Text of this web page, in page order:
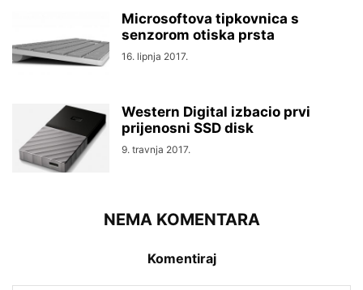
Microsoftova tipkovnica s
senzorom otiska prsta
16. lipnja 2017.
Western Digital izbacio prvi
prijenosni SSD disk
9. travnja 2017.
NEMA KOMENTARA
Komentiraj